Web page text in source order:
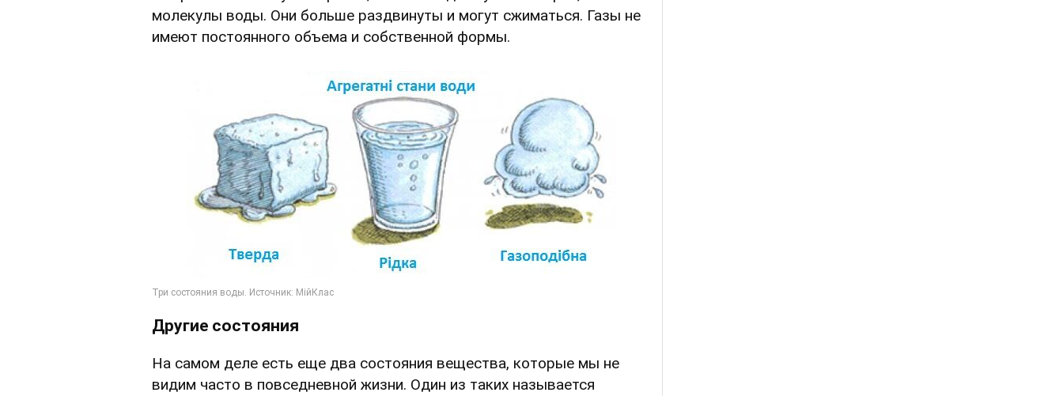
молекулы воды. Они больше раздвинуты и могут сжиматься. Газы не
имеют постоянного объема и собственной формы.
Другие состояния
На самом деле есть еще два состояния вещества, которые мы не
видим часто в повседневной жизни. Один из таких называется